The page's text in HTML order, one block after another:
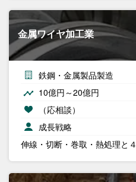
金属ワイヤ加工業
鉄鋼・金属製品製造
10億円～20億円
（応相談）
成長戦略
伸線・切断・巻取・熱処理と